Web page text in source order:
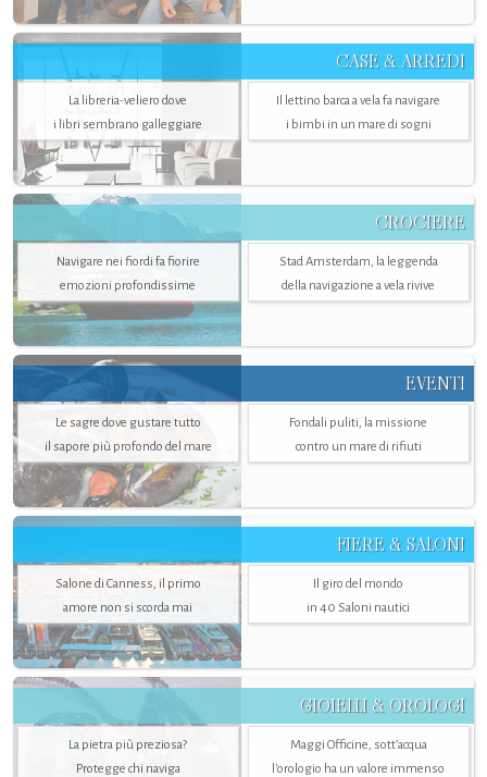
CASE & ARREDI
La libreria-veliero dove
i libri sembrano galleggiare
Il lettino barca a vela fa navigare
i bimbi in un mare di sogni
CROCIERE
Navigare nei fiordi fa fiorire
emozioni profondissime
Stad Amsterdam, la leggenda
della navigazione a vela rivive
EVENTI
Le sagre dove gustare tutto
il sapore più profondo del mare
Fondali puliti, la missione
contro un mare di rifiuti
FIERE & SALONI
Salone di Canness, il primo
amore non si scorda mai
Il giro del mondo
in 40 Saloni nautici
GIOIELLI & OROLOGI
La pietra più preziosa?
Protegge chi naviga
Maggi Officine, sott’acqua
l'orologio ha un valore immenso